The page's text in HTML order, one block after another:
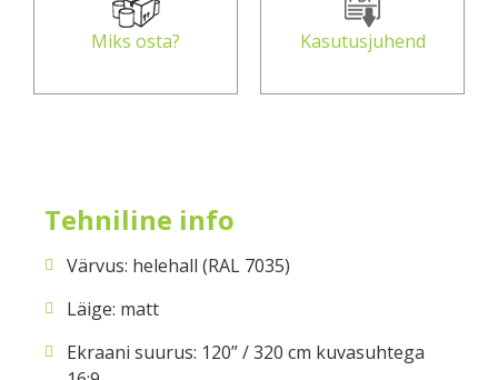
Miks osta? Kasutusjuhend
Tehniline info
Värvus: helehall (RAL 7035)
Läige: matt
Ekraani suurus: 120” / 320 cm kuvasuhtega